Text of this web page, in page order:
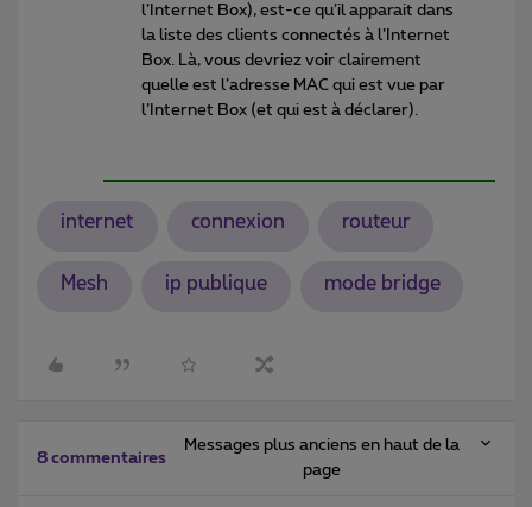
l’Internet Box), est-ce qu’il apparait dans
la liste des clients connectés à l’Internet
Box. Là, vous devriez voir clairement
quelle est l’adresse MAC qui est vue par
l’Internet Box (et qui est à déclarer).
internet connexion routeur
Mesh ip publique mode bridge
8 commentaires
Messages plus anciens en haut de la
page